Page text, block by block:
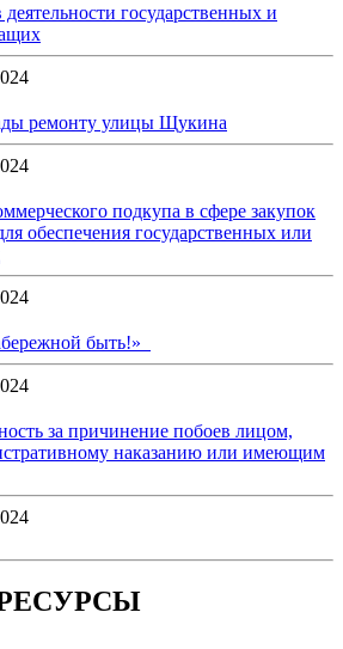
государственных и
ремонту улицы Щукина
подкупа в сфере закупок
обеспечения государственных или
быть!»
за причинение побоев лицом,
наказанию или имеющим